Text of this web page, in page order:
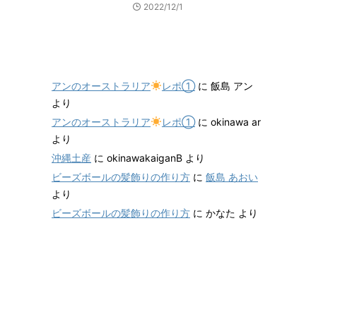
2022/12/1
アンのオーストラリア レポ①に 飯島 アン
より
アンのオーストラリア
レポ①に okinawa ar
より
沖縄土産 に okinawakaiganB より
ビーズボールの髪飾りの作り方 に 飯島 あおい
より
ビーズボールの髪飾りの作り方 に かなた より